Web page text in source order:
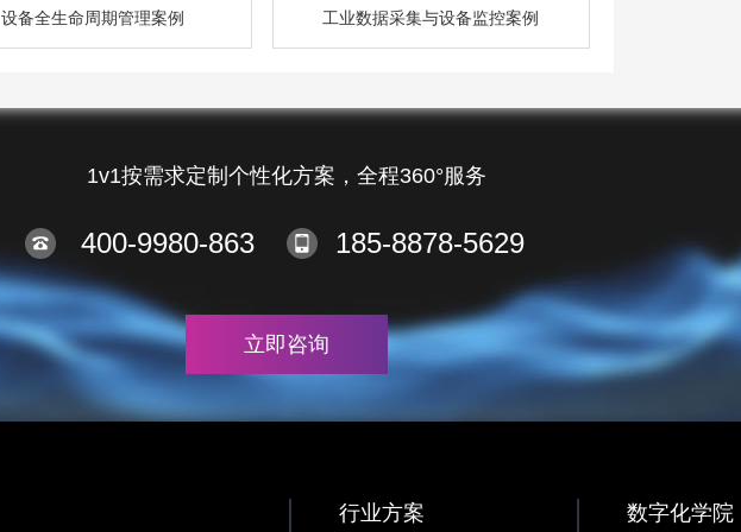
设备全生命周期管理案例 工业数据采集与设备监控案例
1v1按需求定制个性化方案，全程360°服务
400-9980-863 185-8878-5629
立即咨询
行业方案 数字化学院